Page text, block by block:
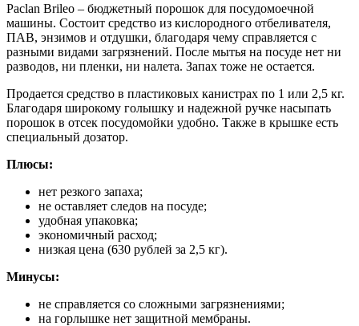
Paclan Brileo – бюджетный порошок для посудомоечной
машины. Состоит средство из кислородного отбеливателя,
ПАВ, энзимов и отдушки, благодаря чему справляется с
разными видами загрязнений. После мытья на посуде нет ни
разводов, ни пленки, ни налета. Запах тоже не остается.
Продается средство в пластиковых канистрах по 1 или 2,5 кг.
Благодаря широкому голышку и надежной ручке насыпать
порошок в отсек посудомойки удобно. Также в крышке есть
специальный дозатор.
Плюсы:
нет резкого запаха;
не оставляет следов на посуде;
удобная упаковка;
экономичный расход;
низкая цена (630 рублей за 2,5 кг).
Минусы:
не справляется со сложными загрязнениями;
на горлышке нет защитной мембраны.